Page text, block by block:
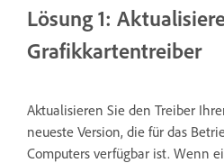
Lösung 1:
Grafikkartentreiber
Aktualisieren Sie den Treiber
neueste Version, die für das
Computers verfügbar ist. Wenn